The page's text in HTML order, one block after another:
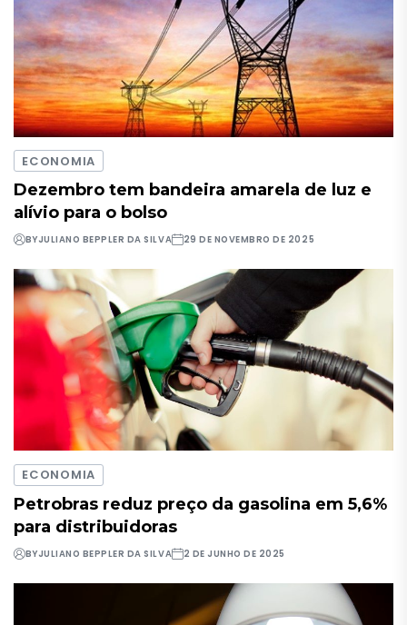
ECONOMIA
Dezembro tem bandeira amarela de luz e
alívio para o bolso
BYJULIANO BEPPLER DA SILVA 29 DE NOVEMBRO DE 2025
ECONOMIA
Petrobras reduz preço da gasolina em 5,6%
para distribuidoras
BYJULIANO BEPPLER DA SILVA 2 DE JUNHO DE 2025